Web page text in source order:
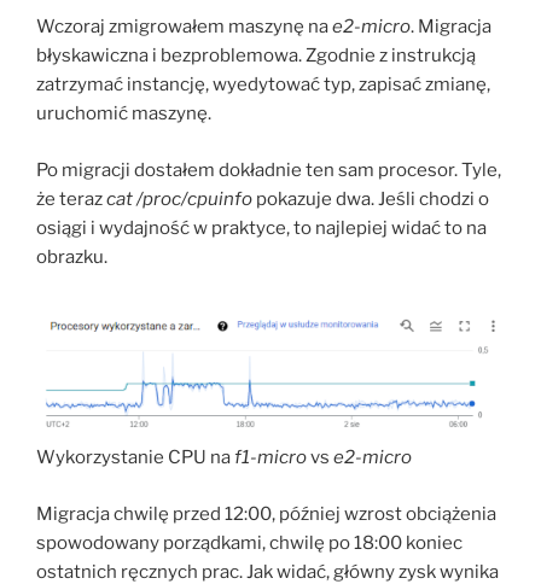
Wczoraj zmigrowałem maszynę nae2-micro. Migracja
błyskawiczna i bezproblemowa. Zgodnie z instrukcją
zatrzymać instancję, wyedytować typ, zapisać zmianę,
uruchomić maszynę.
Po migracji dostałem dokładnie ten sam procesor. Tyle,
że terazcat /proc/cpuinfo pokazuje dwa. Jeśli chodzi o
osiągi i wydajność w praktyce, to najlepiej widać to na
obrazku.
Wykorzystanie CPU naf1-microvs e2-micro
Migracja chwilę przed 12:00, później wzrost obciążenia
spowodowany porządkami, chwilę po 18:00 koniec
ostatnich ręcznych prac. Jak widać, główny zysk wynika